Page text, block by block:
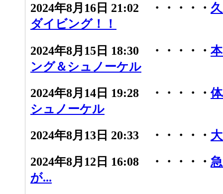
2024年8月16日 21:02 ・・・・・
ダイビング！！
2024年8月15日 18:30 ・・・・・
ング＆シュノーケル
2024年8月14日 19:28 ・・・・・
シュノーケル
2024年8月13日 20:33 ・・・・・
2024年8月12日 16:08 ・・・・・
が...